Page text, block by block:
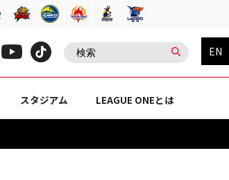
EN
スタジアム LEAGUE ONEとは